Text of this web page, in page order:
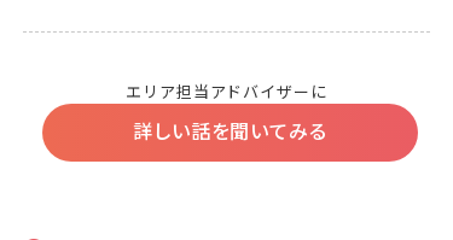
エリア担当アドバイザーに
詳しい話を聞いてみる